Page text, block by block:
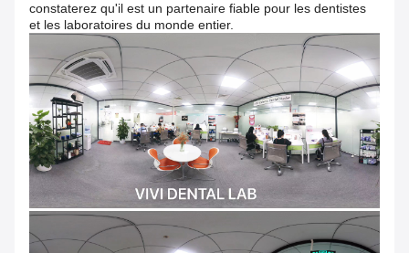
constaterez qu'il est un partenaire fiable pour les dentistes
et les laboratoires du monde entier.